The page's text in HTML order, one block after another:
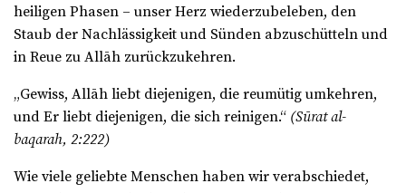
heiligen Phasen – unser Herz wiederzubeleben, den
Staub der Nachlässigkeit und Sünden abzuschütteln und
in Reue zu Allāh zurückzukehren.
„Gewiss, Allāh liebt diejenigen, die reumütig umkehren,
und Er liebt diejenigen, die sich reinigen.“ (Sūrat al-
baqarah, 2:222)
Wie viele geliebte Menschen haben wir verabschiedet,